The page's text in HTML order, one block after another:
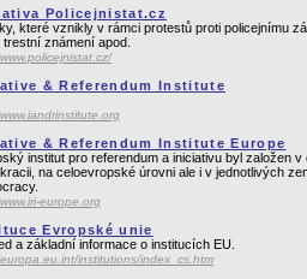
Policejnistat.cz
které vznikly v rámci protestů proti policejnímu
trestní známení apod.
& Referendum Institute
& Referendum Institute Europe
institut pro referendum a iniciativu byl založen
na celoevropské úrovni ale i v jednotlivých
europe.org
Evropské unie
a základní informace o institucích EU.
institutions/index_cs.htm